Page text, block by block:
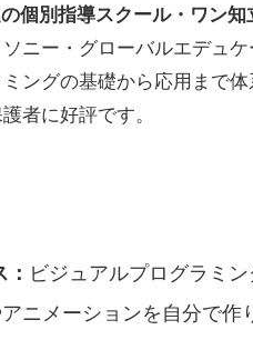
個別指導スクール・ワン知
ニー・グローバルエデュ
ングの基礎から応用まで
者に好評です。
ビジュアルプログラミ
ニメーションを自分で作